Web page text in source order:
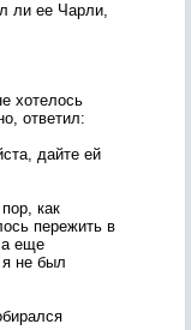
ли ее Чарли,
хотелось
ответил:
дайте ей
как
пережить в
а еще
я не был